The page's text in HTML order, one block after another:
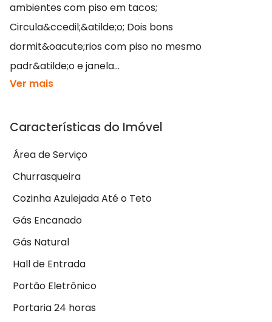
ambientes com piso em tacos;
Circula&ccedil;&atilde;o; Dois bons
dormit&oacute;rios com piso no mesmo
padr&atilde;o e janela...
Ver mais
Características do Imóvel
Área de Serviço
Churrasqueira
Cozinha Azulejada Até o Teto
Gás Encanado
Gás Natural
Hall de Entrada
Portão Eletrônico
Portaria 24 horas